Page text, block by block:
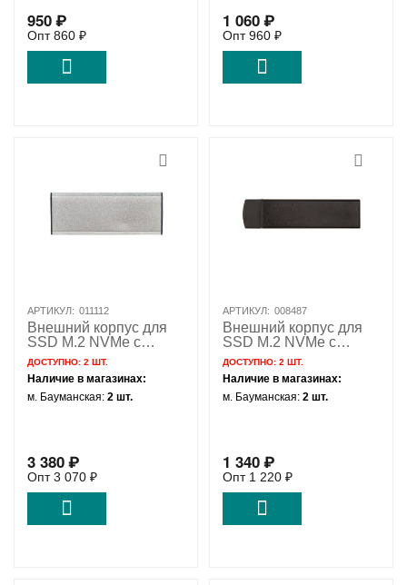
950₽
Опт860 ₽
1 060₽
Опт960 ₽
АРТИКУЛ: 011112
Внешний корпус для
SSD M.2 NVMe с
разъемом SFF-8612
Oculink / NFHK N-3012
ДОСТУПНО:2 ШТ.
Наличие в магазинах:
м. Бауманская:2 шт.
3 380₽
Опт3 070 ₽
АРТИКУЛ: 008487
Внешний корпус для
SSD M.2 NVMe с
разъемом USB 3.1 /
NFHK N-9210A
ДОСТУПНО:2 ШТ.
Наличие в магазинах:
м. Бауманская:2 шт.
1 340₽
Опт 1 220 ₽